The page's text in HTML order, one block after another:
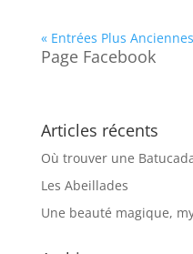
« Entrées Plus Anciennes
Page Facebook
Articles récents
Où trouver une
Les Abeillades
Une beauté magique,